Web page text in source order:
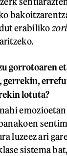
erabiliko
gorrotoaren
gerrekin,
lotuta?
luzeez ari
sistema